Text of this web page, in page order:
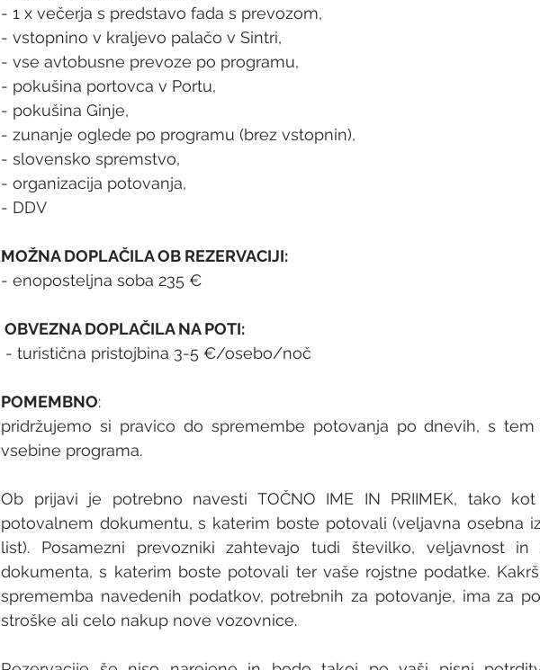
- 1 x večerja s predstavo fada s prevozom,
- vstopnino v kraljevo palačo v Sintri,
- vse avtobusne prevoze po programu,
- pokušina portovca v Portu,
- pokušina Ginje,
- zunanje oglede po programu (brez vstopnin),
- slovensko spremstvo,
- organizacija potovanja,
- DDV
MOŽNA DOPLAČILA OB REZERVACIJI:
- enoposteljna soba 235 €
OBVEZNA DOPLAČILA NA POTI:
- turistična pristojbina 3-5 €/osebo/noč
POMEMBNO:
pridržujemo si pravico do spremembe potovanja po dnevih, s
vsebine programa.
Ob prijavi je potrebno navesti TOČNO IME IN PRIIMEK, tako
potovalnem dokumentu, s katerim boste potovali (veljavna osebna
list). Posamezni prevozniki zahtevajo tudi številko, veljavnost in
dokumenta, s katerim boste potovali ter vaše rojstne podatke.
sprememba navedenih podatkov, potrebnih za potovanje, ima za
stroške ali celo nakup nove vozovnice.